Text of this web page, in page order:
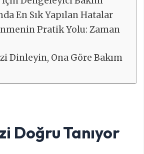
En Sık Yapılan Hatalar
Pratik Yolu: Zaman
Dinleyin, Ona Göre Bakım
Doğru Tanıyor